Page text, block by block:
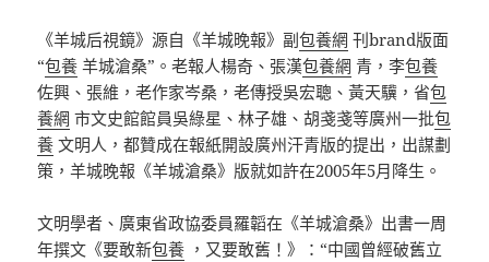
《羊城后視鏡》源自《羊城晚報》副包養網 刊brand版面
“包養 羊城滄桑”。老報人楊奇、張漢包養網 青，李包養
佐興、張維，老作家岑桑，老傳授吳宏聰、黃天驥，省包
養網 市文史館館員吳綠星、林子雄、胡戔戔等廣州一批包
養 文明人，都贊成在報紙開設廣州汗青版的提出，出謀劃
策，羊城晚報《羊城滄桑》版就如許在2005年5月降生。
文明學者、廣東省政協委員羅韜在《羊城滄桑》出書一周
年撰文《要敢新包養 ，又要敢舊！》：“中國曾經破舊立